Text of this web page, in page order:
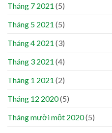
Tháng 7 2021 (5)
Tháng 5 2021 (5)
Tháng 4 2021 (3)
Tháng 3 2021 (4)
Tháng 1 2021 (2)
Tháng 12 2020(5)
Tháng mười một 2020(5)